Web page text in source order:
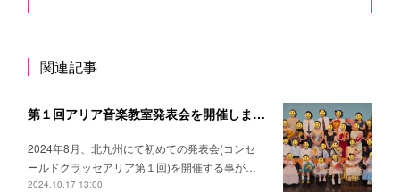
関連記事
第１回アリア音楽教室発表会を開催しました🎵
2024年8月、北九州にて初めての発表会(コンセ
ールドクラッセアリア第１回)を開催する事が…
2024.10.17 13:00